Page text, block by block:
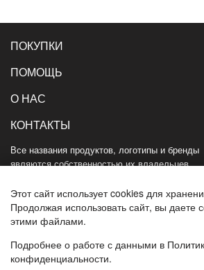
ПОКУПКИ
ПОМОЩЬ
О НАС
КОНТАКТЫ
Все названия продуктов, логотипы и бренды
являются собственностью их владельцев.
используемые на этом веб-сайте,
используются только в целях
Этот сайт использует cookies для
Продолжая использовать сайт, вы даете
этими файлами.
Подробнее о работе с данными в
конфиденциальности.